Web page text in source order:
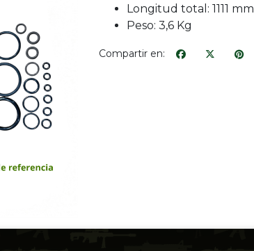
Longitud total: 1111 mm
Peso: 3,6 Kg
Compartir en: